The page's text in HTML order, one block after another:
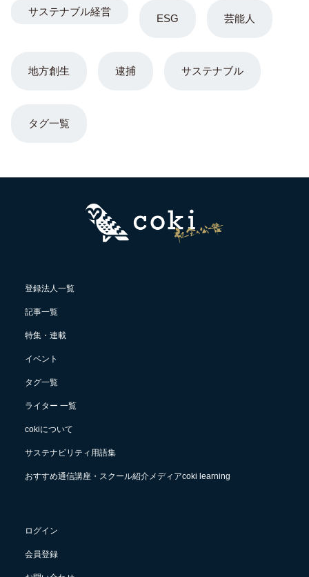
ESG 芸能人
地方創生 逮捕 サステナブル
サステナブル経営
タグ一覧
登録法人一覧
記事一覧
特集・連載
イベント
タグ一覧
ライター 一覧
cokiについて
サステナビリティ用語集
おすすめ通信講座・スクール紹介メディアcoki learning
ログイン
会員登録